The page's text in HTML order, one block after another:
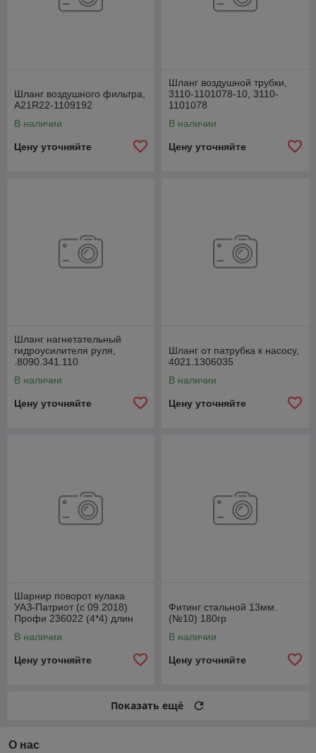
Шланг воздушного фильтра,
А21R22-1109192
В наличии
Цену уточняйте
Шланг воздушной трубки,
3110-1101078-10, 3110-
1101078
В наличии
Цену уточняйте
Шланг нагнетательный
гидроусилителя руля,
.8090.341.110
В наличии
Цену уточняйте
Шланг от патрубка к насосу,
4021.1306035
В наличии
Цену уточняйте
Шарнир поворот кулака
УАЗ-Патриот (с 09.2018)
Профи 236022 (4*4) длин
2360222304061
В наличии
Цену уточняйте
Фитинг стальной 13мм.
(№10) 180гр
В наличии
Цену уточняйте
Показать ещё
О нас